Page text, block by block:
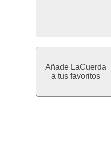
Añade LaCuerda
a tus favoritos